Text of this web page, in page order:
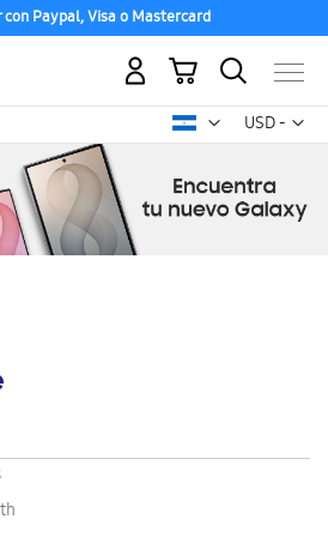
con Paypal, Visa o Mastercard
USD -
dólar
Mi carrito